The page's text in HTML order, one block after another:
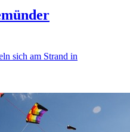
sich am Strand in